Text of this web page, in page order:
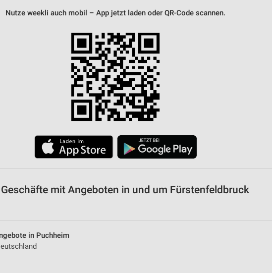
Nutze weekli auch mobil – App jetzt laden oder QR-Code scannen.
mit Angeboten in und um Fürstenfeldbruck
in Puchheim
personalisierter Inhalte
oder Kombinationen von Daten aus verschiedenen